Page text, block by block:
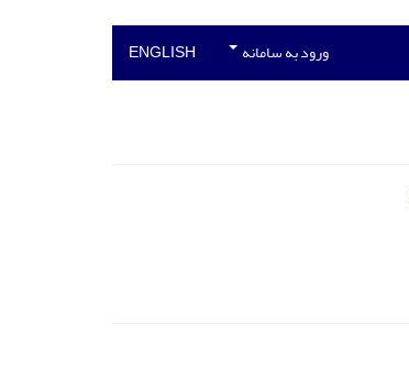
ورود به سامانه ENGLISH